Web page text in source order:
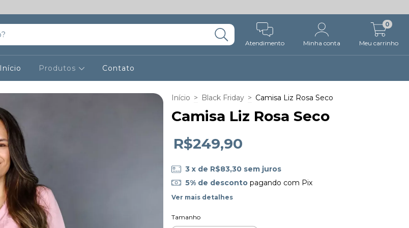
Atendimento Minha conta Meu carrinho
0
Início Produtos Contato
Início > Black Friday > Camisa Liz Rosa Seco
Camisa Liz Rosa Seco
R$249,90
3 x de R$83,30 sem juros
5% de descontopagando com Pix
Ver mais detalhes
Tamanho